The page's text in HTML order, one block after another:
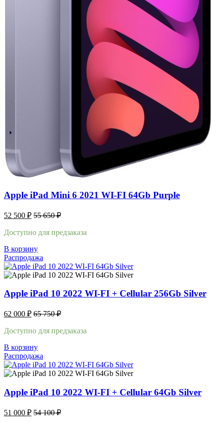
Apple iPad Mini 6 2021 WI-FI 64Gb Purple
52 500 ₽ 55 650₽
Доступно для предзаказа
В корзину
Распродажа
Apple iPad 10 2022 WI-FI + Cellular 256Gb Silver
62 000 ₽ 65 750₽
Доступно для предзаказа
В корзину
Распродажа
Apple iPad 10 2022 WI-FI + Cellular 64Gb Silver
51 000 ₽ 54 100₽